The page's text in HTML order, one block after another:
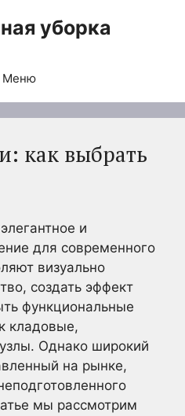
уборка
Меню
как выбрать
и
для современного
визуально
создать эффект
функциональные
кладовые,
Однако широкий
на рынке,
мы рассмотрим